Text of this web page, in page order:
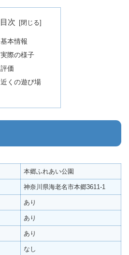
目次
基本情報
実際の様子
評価
近くの遊び場
本郷ふれあい公園
神奈川県海老名市本郷3611-1
あり
あり
あり
なし